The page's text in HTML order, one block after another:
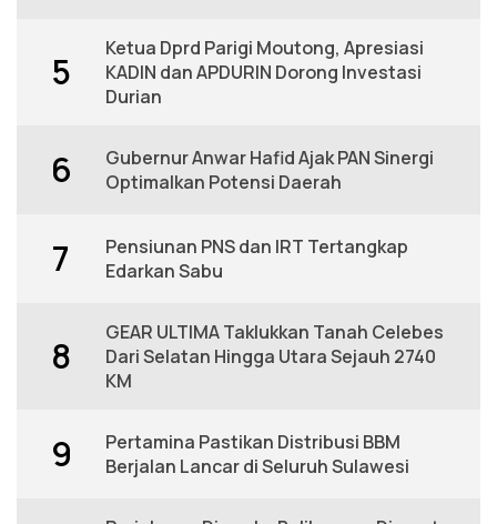
5
Ketua Dprd Parigi Moutong, Apresiasi
KADIN dan APDURIN Dorong Investasi
Durian
6
Gubernur Anwar Hafid Ajak PAN Sinergi
Optimalkan Potensi Daerah
7
Pensiunan PNS dan IRT Tertangkap
Edarkan Sabu
8
GEAR ULTIMA Taklukkan Tanah Celebes
Dari Selatan Hingga Utara Sejauh 2740
KM
9
Pertamina Pastikan Distribusi BBM
Berjalan Lancar di Seluruh Sulawesi